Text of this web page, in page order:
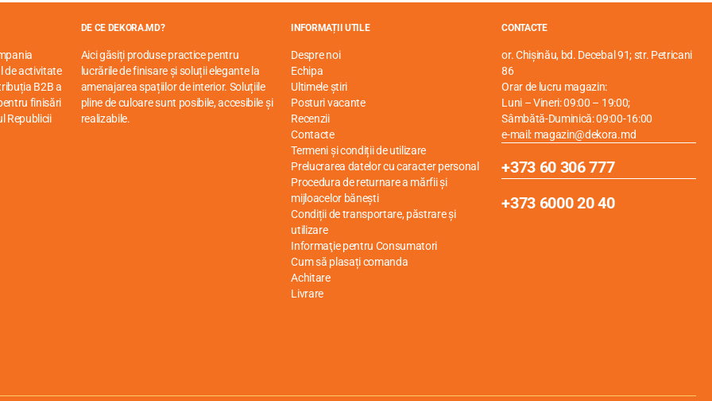
de activitate
B2B a
finisări
Republicii
DE CE DEKORA.MD?
Aici găsiți produse practice pentru
lucrările de finisare și soluții elegante la
amenajarea spațiilor de interior. Soluțiile
pline de culoare sunt posibile, accesibile și
realizabile.
INFORMAȚII UTILE
Despre noi
Echipa
Ultimele știri
Posturi vacante
Recenzii
Contacte
Termeni și condiții de utilizare
Prelucrarea datelor cu caracter personal
Procedura de returnare a mărfii și
mijloacelor bănești
Condiții de transportare, păstrare și
utilizare
Informaţie pentru Consumatori
Cum să plasați comanda
Achitare
Livrare
CONTACTE
or. Chișinău, bd. Decebal 91; str. Petricani
86
Orar de lucru magazin:
Luni – Vineri: 09:00 – 19:00;
Sâmbătă-Duminică: 09:00-16:00
e-mail: magazin@dekora.md
+373 60 306 777
+373 6000 20 40